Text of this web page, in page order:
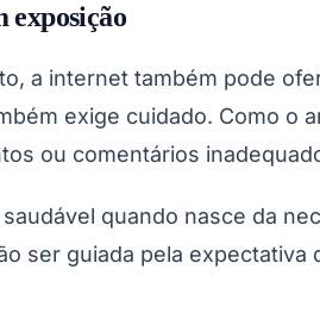
exposição
a internet também pode
exige cuidado. Como
ou comentários
quando nasce da
ser guiada pela